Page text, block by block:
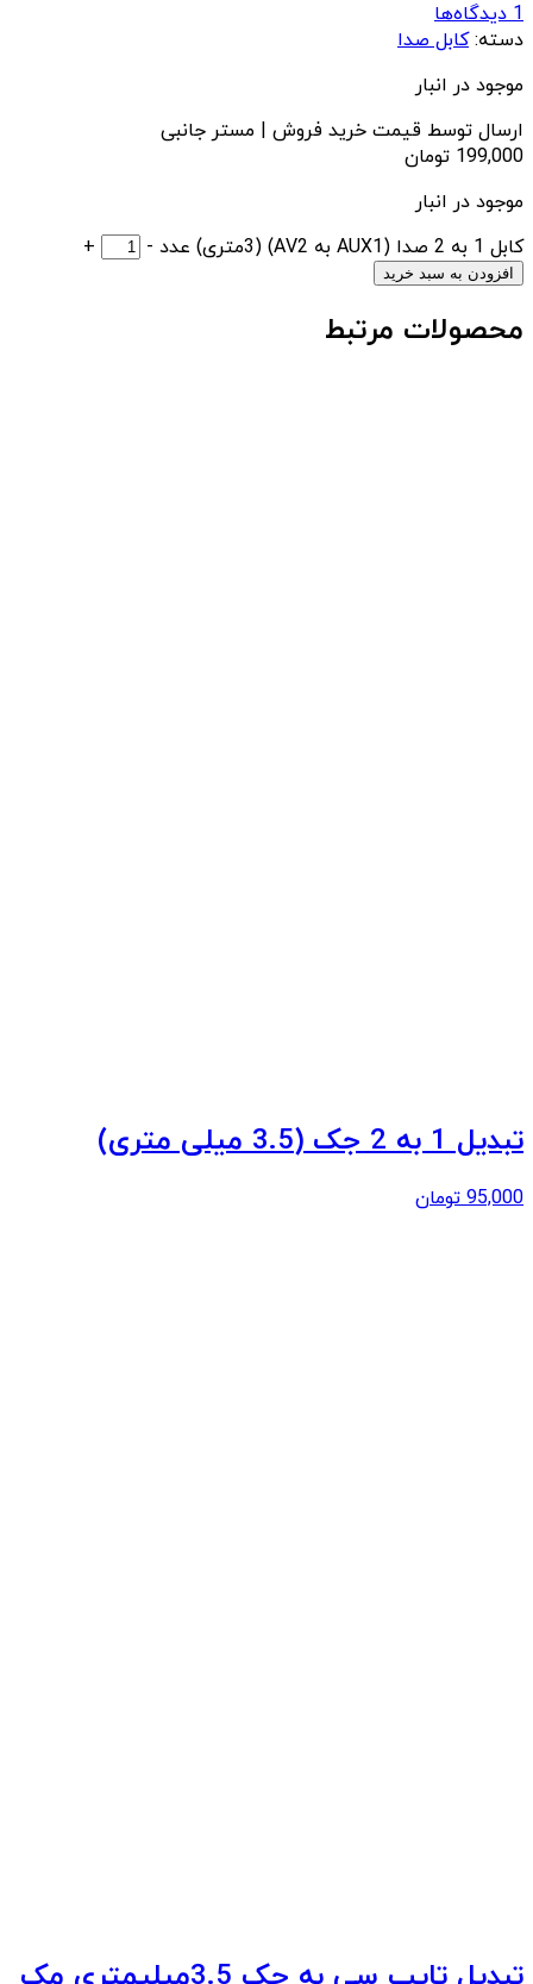
1 دیدگاه‌ها
دسته:کابل صدا
موجود در انبار
ارسال توسط قیمت خرید فروش | مستر جانبی
199,000 تومان
موجود در انبار
کابل 1 به 2 صدا (AUX1 به AV2) (3متری) عدد
-
+
افزودن به سبد خرید
محصولات مرتبط
تبدیل 1 به 2 جک (3.5 میلی متری)
95,000 تومان